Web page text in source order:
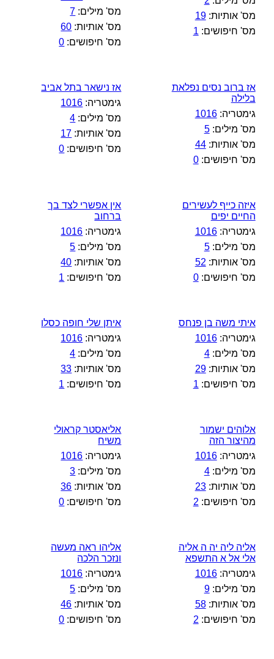
מס' אותיות:19
מס' חיפושים: 1
מס' מילים: 7
מס' אותיות: 60
מס' חיפושים: 0
אז ברוב נסים נפלאת
בלילה
גימטריה:1016
מס' מילים:5
מס' אותיות:44
מס' חיפושים:0
אז נישאר בתל אביב
גימטריה: 1016
מס' מילים: 4
מס' אותיות: 17
מס' חיפושים: 0
איזה כייף לעשירים
החיים יפים
גימטריה:1016
מס' מילים:5
מס' אותיות: 52
מס' חיפושים:0
אין אפשרי לצד בך
ברחוב
גימטריה: 1016
מס' מילים: 5
מס' אותיות: 40
מס' חיפושים: 1
איתי משה בן פנחס
גימטריה:1016
מס' מילים:4
מס' אותיות:29
מס' חיפושים: 1
איתן שלי חופה כסלו
גימטריה: 1016
מס' מילים: 4
מס' אותיות: 33
מס' חיפושים: 1
אלוהים ישמור
מהיצור הזה
גימטריה:1016
מס' מילים:4
מס' אותיות:23
מס' חיפושים: 2
אליאסטר קראולי
משיח
גימטריה: 1016
מס' מילים: 3
מס' אותיות: 36
מס' חיפושים: 0
אליה ליה יה ה אליה
אלי אל א התשפא
גימטריה:1016
מס' מילים:9
מס' אותיות:58
מס' חיפושים: 2
אליהו ראה מעשה
ונזכר הלכה
גימטריה: 1016
מס' מילים: 5
מס' אותיות: 46
מס' חיפושים: 0